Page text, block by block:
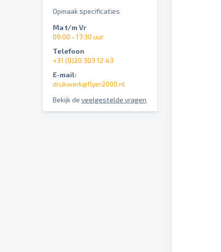
Opmaak specificaties
Ma t/m Vr
09:00 - 17:30 uur
Telefoon
+31 (0)20 303 12 43
E-mail:
drukwerk@flyer2000.nl
Bekijk de veelgestelde vragen